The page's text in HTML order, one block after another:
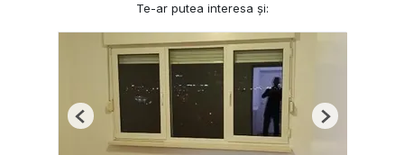
Te-ar putea interesa și:
Previous Next